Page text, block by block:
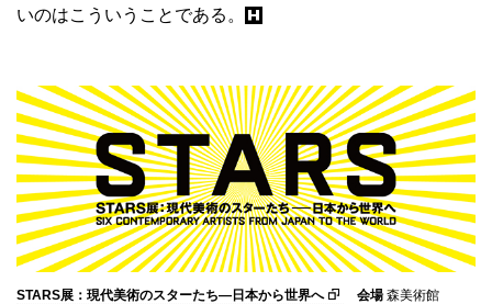
いのはこういうことである。
STARS展：現代美術のスターたち―日本から世界へ 会場 森美術館